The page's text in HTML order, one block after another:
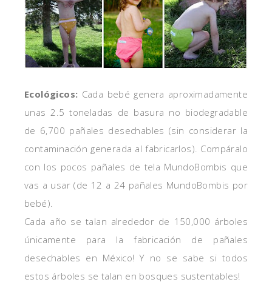
Ecológicos: Cada bebé genera aproximadamente
unas 2.5 toneladas de basura no biodegradable
de 6,700 pañales desechables (sin considerar la
contaminación generada al fabricarlos). Compáralo
con los pocos pañales de tela MundoBombis que
vas a usar (de 12 a 24 pañales MundoBombis por
bebé).
Cada año se talan alrededor de 150,000 árboles
únicamente para la fabricación de pañales
desechables en México! Y no se sabe si todos
estos árboles se talan en bosques sustentables!